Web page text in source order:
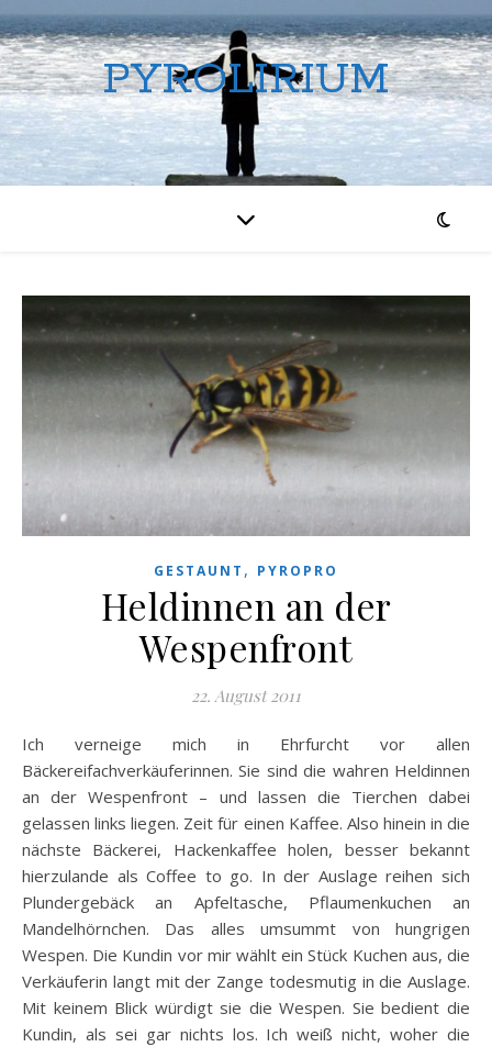
PYROLIRIUM
GESTAUNT , PYROPRO
Heldinnen an der
Wespenfront
22. August 2011
Ich verneige mich in Ehrfurcht vor allen
Bäckereifachverkäuferinnen. Sie sind die wahren Heldinnen
an der Wespenfront – und lassen die Tierchen dabei
gelassen links liegen. Zeit für einen Kaffee. Also hinein in die
nächste Bäckerei, Hackenkaffee holen, besser bekannt
hierzulande als Coffee to go. In der Auslage reihen sich
Plundergebäck an Apfeltasche, Pflaumenkuchen an
Mandelhörnchen. Das alles umsummt von hungrigen
Wespen. Die Kundin vor mir wählt ein Stück Kuchen aus, die
Verkäuferin langt mit der Zange todesmutig in die Auslage.
Mit keinem Blick würdigt sie die Wespen. Sie bedient die
Kundin, als sei gar nichts los. Ich weiß nicht, woher die